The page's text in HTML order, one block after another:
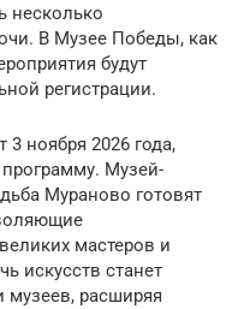
несколько
В Музее Победы, как
будут
регистрации.
3 ноября 2026 года,
Музей-
Мураново готовят
мастеров и
искусств станет
расширяя